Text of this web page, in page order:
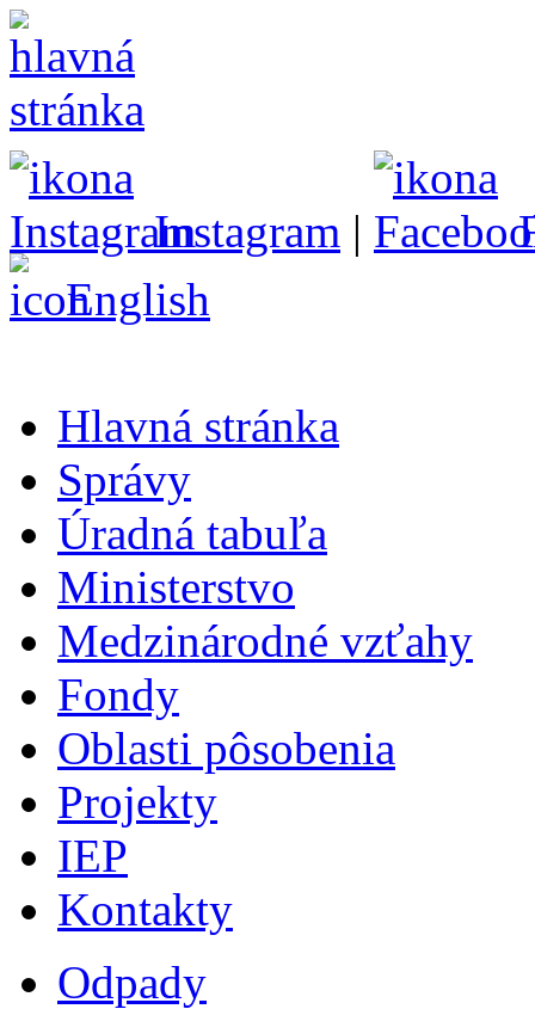
Instagram |
English
Hlavná stránka
Správy
Úradná tabuľa
Ministerstvo
Medzinárodné vzťahy
Fondy
Oblasti pôsobenia
Projekty
IEP
Kontakty
Odpady